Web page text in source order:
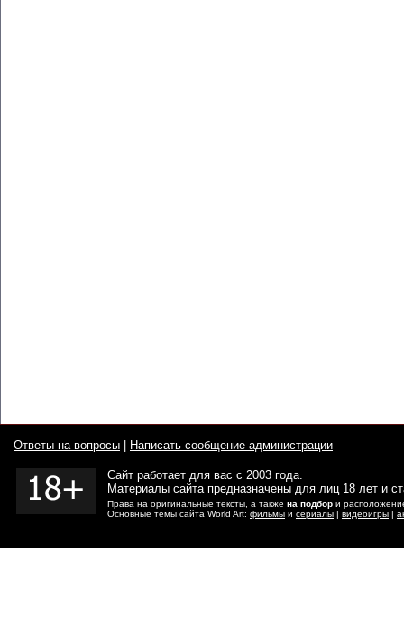
Ответы на вопросы Написать сообщение администрации
Сайт работает для вас с 2003 года.
Материалы сайта предназначены для лиц 18 лет и
Права на оригинальные тексты, а также на подбор и
Основные темы сайта World Art: фильмы и сериалы | видеоигры |